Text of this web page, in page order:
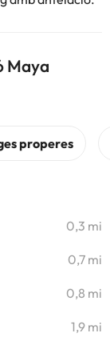
Maya
0,3 mi
0,7 mi
0,8 mi
1,9 mi